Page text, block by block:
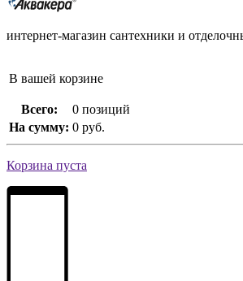
интернет-магазин сантехники и
В вашей корзине
Всего:
0 позиций
На сумму: 0 руб.
Корзина пуста